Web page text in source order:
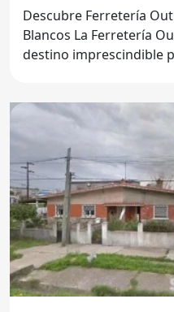
Descubre Ferretería
Blancos La Ferretería Outlet del Isopanel es un
destino imprescindible